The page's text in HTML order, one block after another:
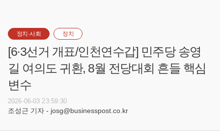
정치·사회 정치
[6·3선거 개표/인천연수갑] 민주당 송영
길 여의도 귀환, 8월 전당대회 흔들 핵심
변수
2026-06-03 23:59:30
조성근 기자 - josg@businesspost.co.kr